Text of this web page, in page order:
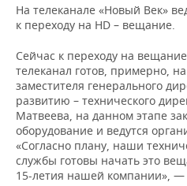
УДМУРТИЯ
НОВОСТИ АНАЛИТИКИ
КОРОЛИ ГОСЗАКАЗА ПФО
ВУЗЫ ТАТАРСТАНА
КОМУ ПРИНАДЛЕЖАТ
ТОРГОВЫЕ ЦЕНТРЫ
ТАТАРСТАНА
ЭКОНОМИКА
ФИНАНСЫ
БАНКИ
БЮДЖЕТ
НОВОСТИ
ПРОМЫШЛЕННОСТИ
АГРОПРОМ
МАШИНОСТРОЕНИЕ
НЕДВИЖИМОСТЬ
НОВОСТИ
АВТО
НОВОСТИ АВТО
БИЗНЕС
На телеканале «Новый Век»
к переходу на HD – вещание.
Сейчас к переходу на
телеканал готов, примерно,
заместителя генерального
развитию – технического
Матвеева, на данном этапе
оборудование и ведутся
«Согласно плану, наши
службы готовы начать это
15-летия нашей компании», —